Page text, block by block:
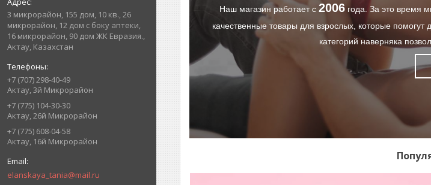
3 микрорайон, 155 дом, 10 кв., 26
микрорайон, 12 дом с боку аптеки,
16 микрорайон, 90 дом ЖК Евразия.,
Актау, Казахстан
+7 (707) 298-40-49
Актау, 3й Микрорайон
+7 (775) 104-30-30
Актау, 26й Микрорайон
+7 (775) 608-04-58
Актау, 16й Микрорайон
elanskaya_tania@mail.ru
Наш магазин работает с 2006года. За это время
качественные товары для взрослых, которые
категорий наверняка